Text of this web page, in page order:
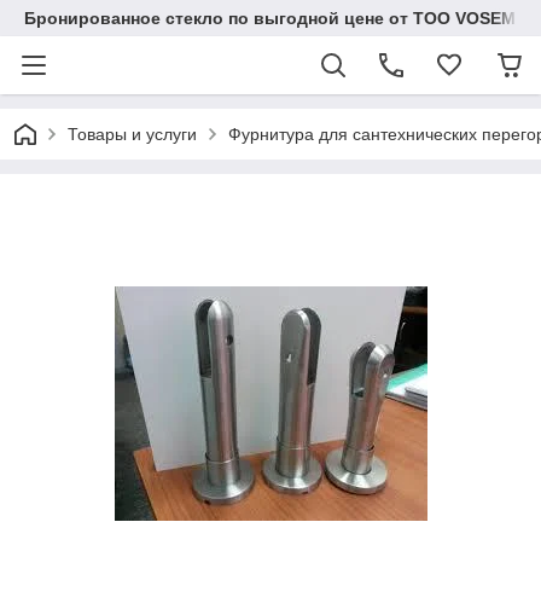
Бронированное стекло по выгодной цене от ТОО VOSEM
Товары и услуги Фурнитура для сантехнических